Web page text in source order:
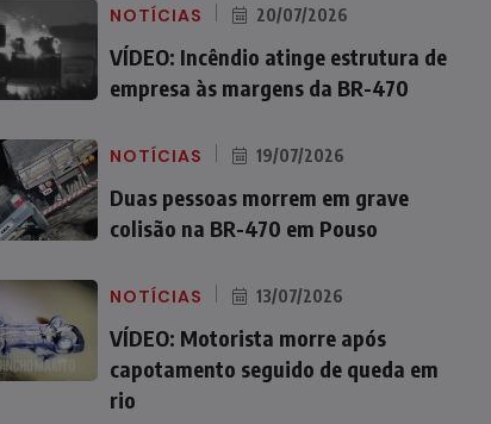
NOTÍCIAS 20/07/2026
VÍDEO: Incêndio atinge estrutura de
empresa às margens da BR-470
NOTÍCIAS 19/07/2026
Duas pessoas morrem em grave
colisão na BR-470 em Pouso
NOTÍCIAS 13/07/2026
VÍDEO: Motorista morre após
capotamento seguido de queda em
rio